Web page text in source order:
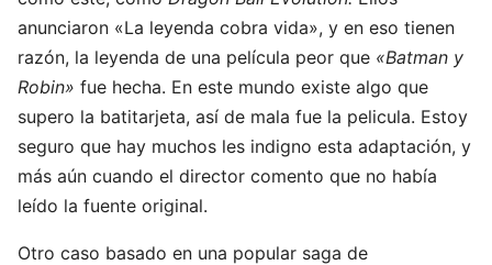
anunciaron «La leyenda cobra vida», y en eso tienen
razón, la leyenda de una película peor que «Batman y
Robin» fue hecha. En este mundo existe algo que
supero la batitarjeta, así de mala fue la pelicula. Estoy
seguro que hay muchos les indigno esta adaptación, y
más aún cuando el director comento que no había
leído la fuente original.
Otro caso basado en una popular saga de